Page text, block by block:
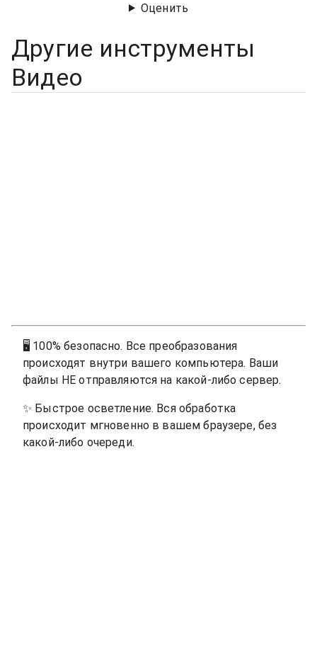
Оценить
Другие инструменты
Видео
🖥 100% безопасно. Все преобразования
происходят внутри вашего компьютера. Ваши
файлы НЕ отправляются на какой-либо сервер.
✨ Быстрое осветление. Вся обработка
происходит мгновенно в вашем браузере, без
какой-либо очереди.